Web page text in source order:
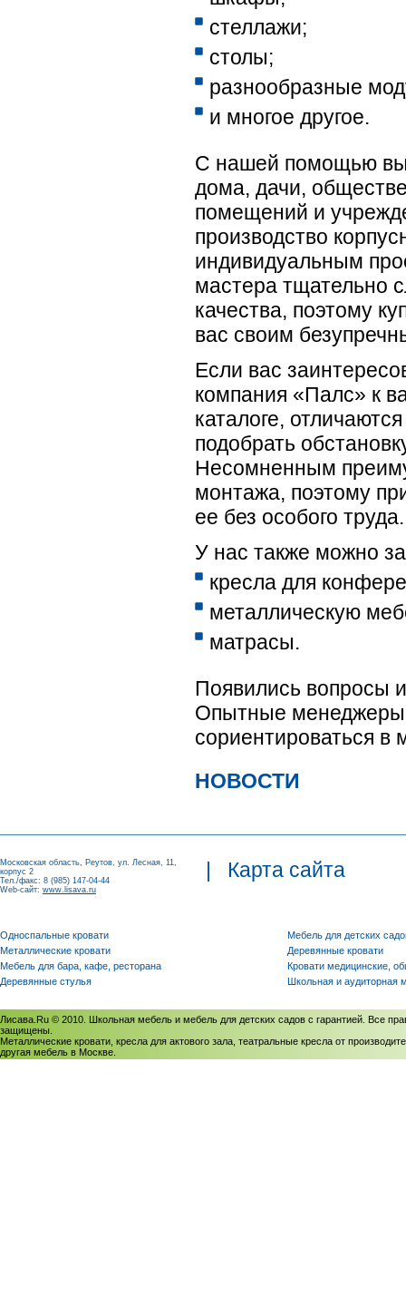
стеллажи;
столы;
разнообразные
и многое другое.
С нашей помощью вы
дома, дачи,
помещений и
производство
индивидуальным
мастера тщательно
качества, поэтому
вас своим
Если вас
компания «Палс» к
каталоге,
подобрать
Несомненным
монтажа, поэтому
ее без особого труда.
У нас также можно
кресла для
металлическую
матрасы.
Появились вопросы
Опытные менеджеры
сориентироваться в
НОВОСТИ
Московская область, Реутов, ул. Лесная, 11,
корпус 2
Тел./факс: 8 (985) 147-04-44
Web-сайт: www.lisava.ru
| Карта сайта
Односпальные кровати
Металлические кровати
Мебель для бара, кафе, ресторана
Деревянные стулья
Мебель для детских
Деревянные кровати
Кровати медицинские,
Школьная и аудиторная
Лисава.Ru © 2010. Школьная мебель и мебель для детских садов с гарантией. Все
защищены.
Металлические кровати, кресла для актового зала, театральные кресла от
другая мебель в Москве.
Политика использования cookies/Соглашение на обработку персональных данных